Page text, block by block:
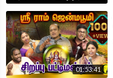
01:53:41